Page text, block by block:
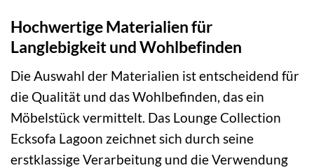
Hochwertige Materialien für
Langlebigkeit und Wohlbefinden
Die Auswahl der Materialien ist entscheidend für
die Qualität und das Wohlbefinden, das ein
Möbelstück vermittelt. Das Lounge Collection
Ecksofa Lagoon zeichnet sich durch seine
erstklassige Verarbeitung und die Verwendung